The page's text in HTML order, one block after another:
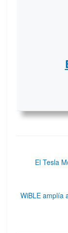
El Tesla
WiBLE amplía